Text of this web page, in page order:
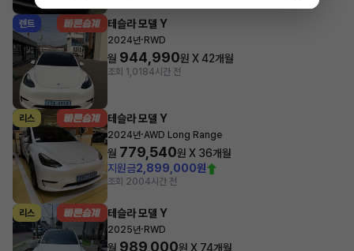
렌트 테슬라 모델 Y
2024년· RWD
월 944,990원 X42개월
조회 1,0184시간 전
리스 테슬라 모델 Y
2024년·AWD Long Range
월 779,540원 X 36개월
지원금2,899,000원
조회 2004시간 전
리스 테슬라 모델 Y
2025년· RWD
월 989,000원 X 74개월